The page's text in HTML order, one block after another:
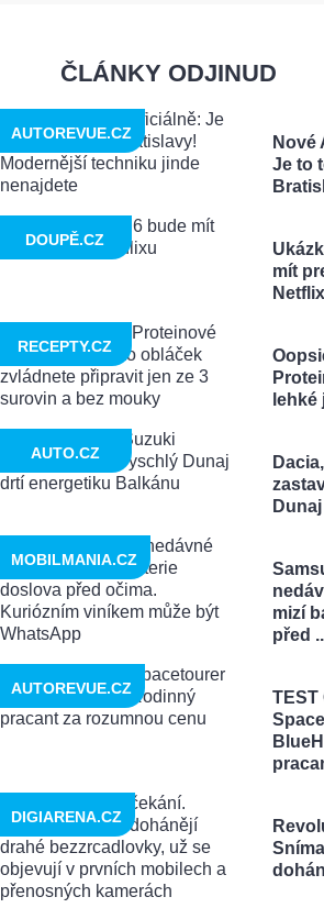
ČLÁNKY ODJINUD
Nové
Je to
AUTOREVUE.CZ
mít
DOUPĚ.CZ
lehké
RECEPTY.CZ
AUTO.CZ
mizí
před
MOBILMANIA.CZ
TEST
AUTOREVUE.CZ
DIGIARENA.CZ